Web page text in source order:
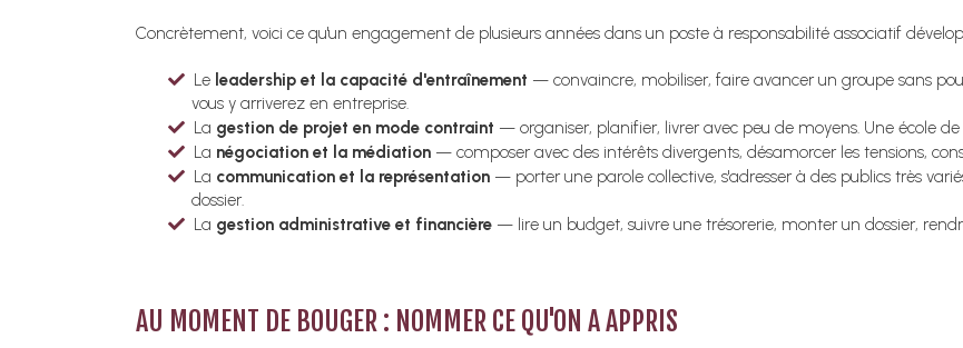
Concrètement, voici ce qu'un engagement de plusieurs années dans un poste à responsabilité associatif
Le leadership et la capacité d'entraînement — convaincre, mobiliser, faire avancer un groupe sans
vous y arriverez en entreprise.
La gestion de projet en mode contraint — organiser, planifier, livrer avec peu de moyens. Une école
La négociation et la médiation — composer avec des intérêts divergents, désamorcer les tensions,
La communication et la représentation — porter une parole collective, s'adresser à des publics très
dossier.
La gestion administrative et financière — lire un budget, suivre une trésorerie, monter un dossier,
AU MOMENT DE BOUGER : NOMMER CE QU'ON A APPRIS